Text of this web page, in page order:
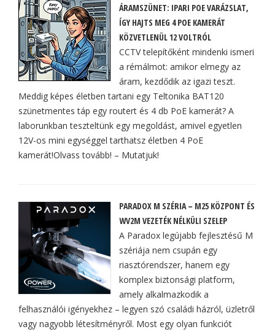
ÁRAMSZÜNET: IPARI POE VARÁZSLAT,
ÍGY HAJTS MEG 4 POE KAMERÁT
KÖZVETLENÜL 12 VOLTRÓL
CCTV telepítőként mindenki ismeri
a rémálmot: amikor elmegy az
áram, kezdődik az igazi teszt.
Meddig képes életben tartani egy Teltonika BAT120
szünetmentes táp egy routert és 4 db PoE kamerát? A
laborunkban teszteltünk egy megoldást, amivel egyetlen
12V-os mini egységgel tarthatsz életben 4 PoE
kamerát!Olvass tovább! – Mutatjuk!
PARADOX M SZÉRIA – M25 KÖZPONT ÉS
WV2M VEZETÉK NÉLKÜLI SZELEP
A Paradox legújabb fejlesztésű M
szériája nem csupán egy
riasztórendszer, hanem egy
komplex biztonsági platform,
amely alkalmazkodik a
felhasználói igényekhez – legyen szó családi házról, üzletről
vagy nagyobb létesítményről. Most egy olyan funkciót